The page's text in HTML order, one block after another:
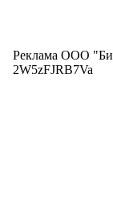
Реклама ООО
2W5zFJRB7Va